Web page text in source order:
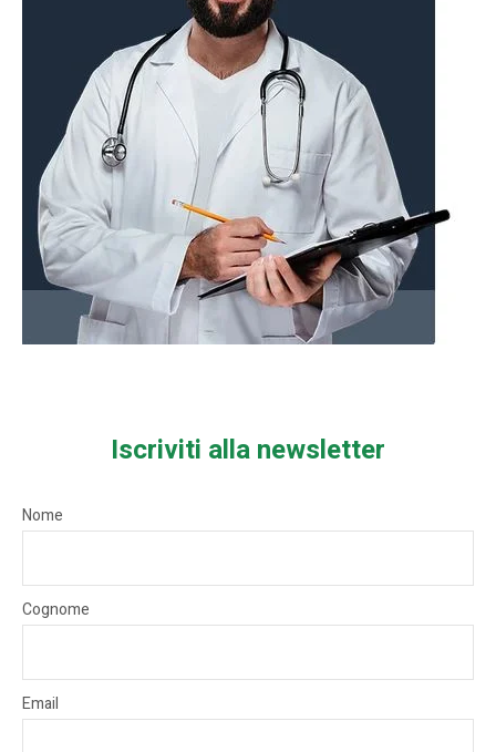
Iscriviti alla newsletter
Nome
Cognome
Email